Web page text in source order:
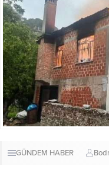
GÜNDEM HABER